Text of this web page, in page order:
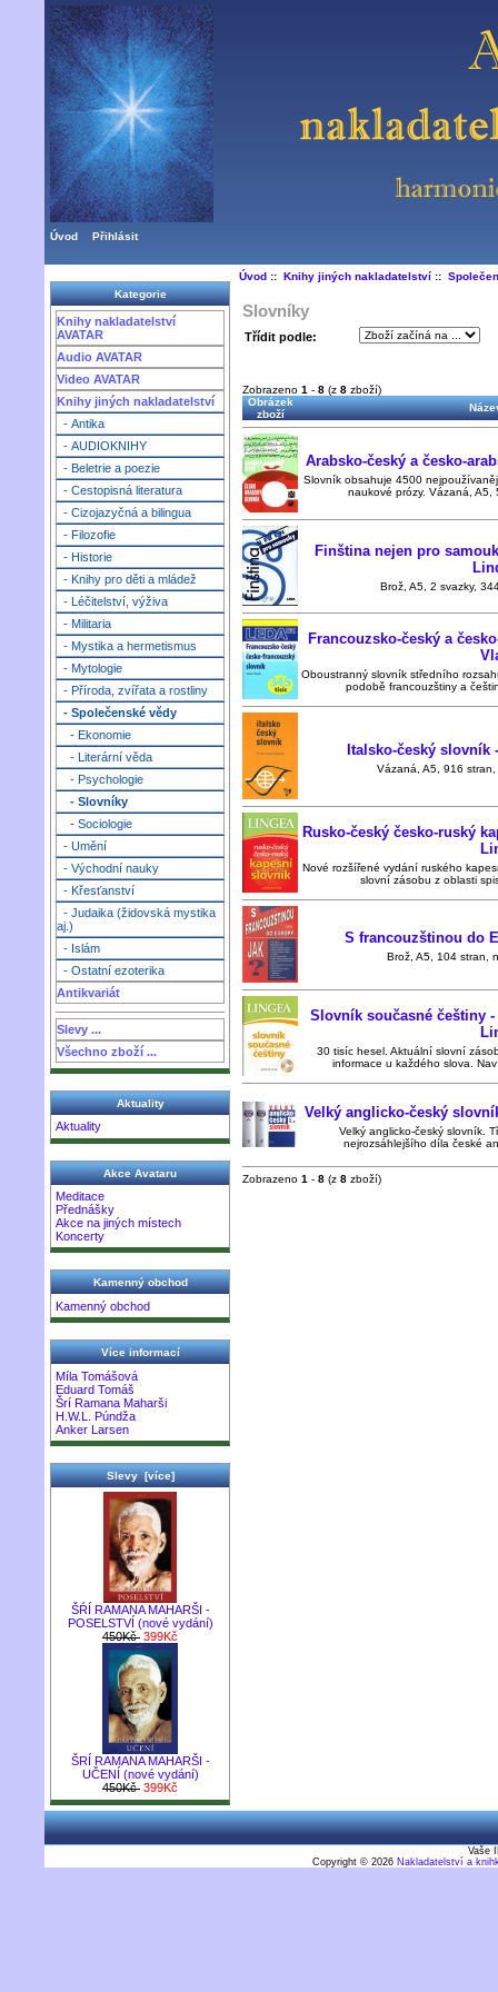
Úvod Přihlásit
Kategorie
Knihy nakladatelství
AVATAR
Audio AVATAR
Video AVATAR
Knihy jiných nakladatelství
- Antika
- AUDIOKNIHY
- Beletrie a poezie
- Cestopisná literatura
- Cizojazyčná a bilingua
- Filozofie
- Historie
- Knihy pro děti a mládež
- Léčitelství, výživa
- Militaria
- Mystika a hermetismus
- Mytologie
- Příroda, zvířata a rostliny
- Společenské vědy
- Ekonomie
- Literární věda
- Psychologie
- Slovníky
- Sociologie
- Umění
- Východní nauky
- Křesťanství
- Judaika (židovská mystika
aj.)
- Islám
- Ostatní ezoterika
Antikvariát
Slevy ...
Všechno zboží ...
Aktuality
Aktuality
Akce Avataru
Meditace
Přednášky
Akce na jiných místech
Koncerty
Kamenný obchod
Kamenný obchod
Více informací
Míla Tomášová
Eduard Tomáš
Šrí Ramana Maharši
H.W.L. Púndža
Anker Larsen
Slevy [více]
ŠŔÍ RAMANA MAHARŠI -
POSELSTVÍ (nové vydání)
450Kč 399Kč
ŠRÍ RAMANA MAHARŠI -
UČENÍ (nové vydání)
450Kč 399Kč
Úvod:: Knihy jiných nakladatelství::
Slovníky
Třídit podle:
Zobrazeno 1 - 8 (z 8 zboží)
Obrázek
zboží
Arabsko-český a česko-
Slovník obsahuje 4500
naukové prózy. Vázaná, A5,
Finština nejen pro
Brož, A5, 2 svazky,
Francouzsko-český a
Oboustranný slovník středního
podobě francouzštiny a
Italsko-český slovník
Vázaná, A5, 916
Rusko-český česko-ruský
Nové rozšířené vydání ruského
slovní zásobu z oblasti
S francouzštinou do
Brož, A5, 104 stran,
Slovník současné češtiny
30 tisíc hesel. Aktuální slovní
informace u každého slova.
Velký anglicko-český
Velký anglicko-český slovník.
nejrozsáhlejšího díla české
Zobrazeno 1 - 8 (z 8 zboží)
Vaše
Copyright © 2026 Nakladatelství a